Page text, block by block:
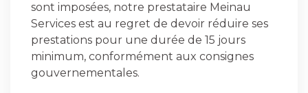
sont imposées, notre prestataire Meinau
Services est au regret de devoir réduire ses
prestations pour une durée de 15 jours
minimum, conformément aux consignes
gouvernementales.